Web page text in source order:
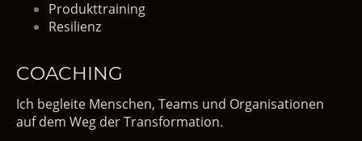
Produkttraining
Resilienz
COACHING
Ich begleite Menschen, Teams und Organisationen
auf dem Weg der Transformation.